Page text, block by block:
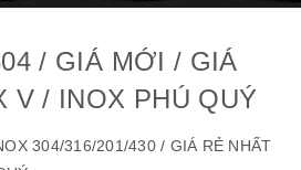
/ GIÁ MỚI / GIÁ
V / INOX PHÚ QUÝ
304/316/201/430 / GIÁ RẺ NHẤT